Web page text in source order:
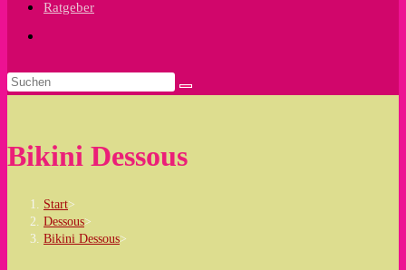
Ratgeber
umschalten
Bikini Dessous
Start>
Dessous>
Bikini Dessous>